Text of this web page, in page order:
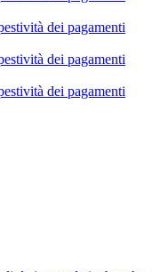
dei pagamenti
dei pagamenti
dei pagamenti